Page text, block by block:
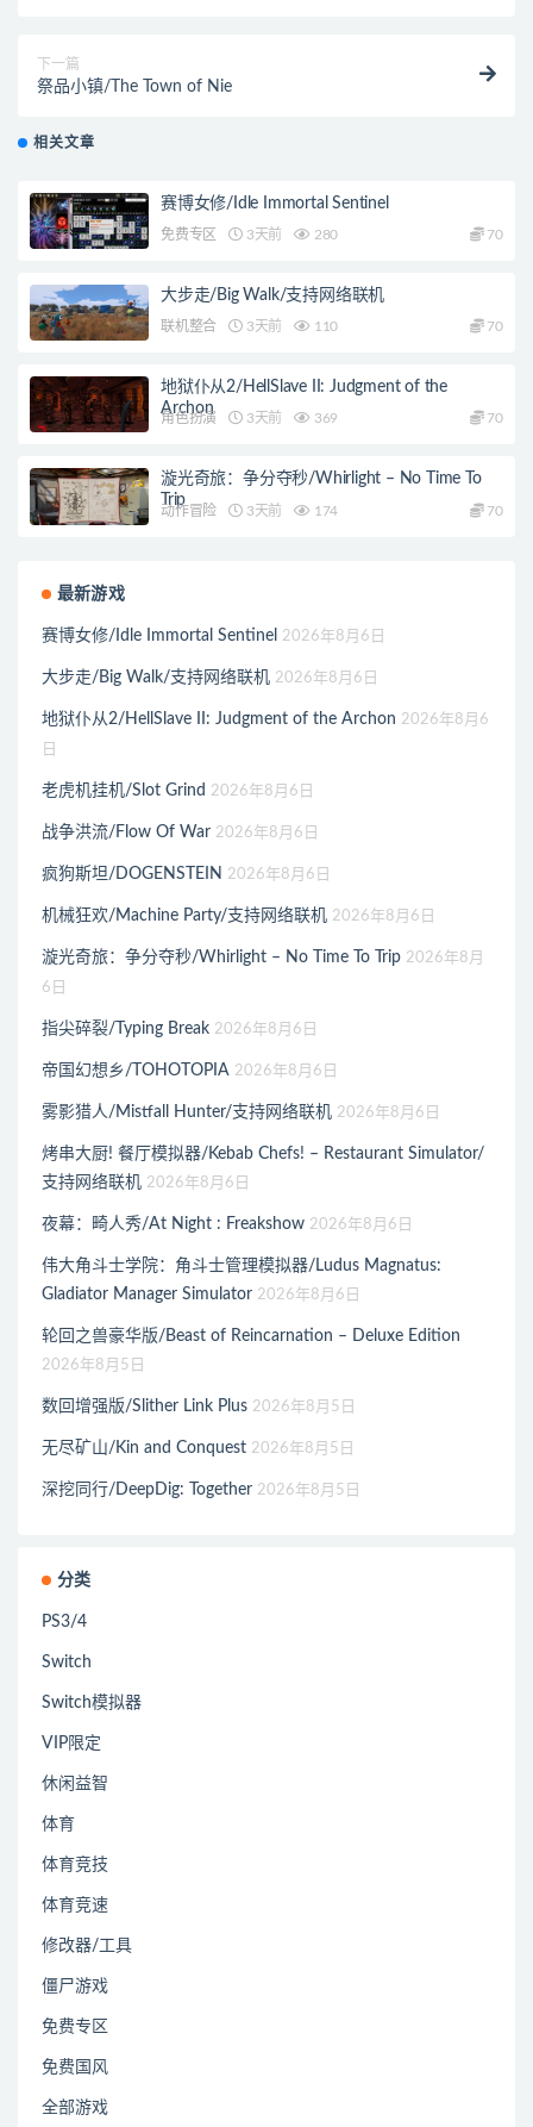
下一篇
祭品小镇/The Town of Nie
相关文章
赛博女修/Idle Immortal Sentinel
免费专区 3天前 280 70
大步走/Big Walk/支持网络联机
联机整合 3天前 110 70
地狱仆从2/HellSlave II: Judgment of the
Archon
角色扮演 3天前 369 70
漩光奇旅：争分夺秒/Whirlight – No Time To
Trip
动作冒险 3天前 174 70
最新游戏
赛博女修/Idle Immortal Sentinel 2026年8月6日
大步走/Big Walk/支持网络联机 2026年8月6日
地狱仆从2/HellSlave II: Judgment of the Archon 2026年8月6
日
老虎机挂机/Slot Grind 2026年8月6日
战争洪流/Flow Of War 2026年8月6日
疯狗斯坦/DOGENSTEIN 2026年8月6日
机械狂欢/Machine Party/支持网络联机 2026年8月6日
漩光奇旅：争分夺秒/Whirlight – No Time To Trip 2026年8月
6日
指尖碎裂/Typing Break 2026年8月6日
帝国幻想乡/TOHOTOPIA 2026年8月6日
雾影猎人/Mistfall Hunter/支持网络联机 2026年8月6日
烤串大厨! 餐厅模拟器/Kebab Chefs! – Restaurant Simulator/
支持网络联机 2026年8月6日
夜幕：畸人秀/At Night : Freakshow 2026年8月6日
伟大角斗士学院：角斗士管理模拟器/Ludus Magnatus:
Gladiator Manager Simulator 2026年8月6日
轮回之兽豪华版/Beast of Reincarnation – Deluxe Edition
2026年8月5日
数回增强版/Slither Link Plus 2026年8月5日
无尽矿山/Kin and Conquest 2026年8月5日
深挖同行/DeepDig: Together 2026年8月5日
分类
PS3/4
Switch
Switch模拟器
VIP限定
休闲益智
体育
体育竞技
体育竞速
修改器/工具
僵尸游戏
免费专区
免费国风
全部游戏